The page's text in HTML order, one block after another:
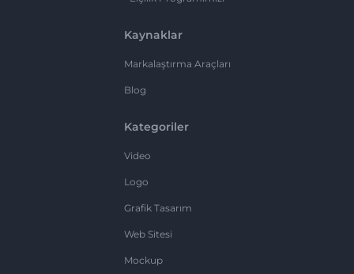
Kaynaklar
Markalaştırma Araçları
Blog
Kategoriler
Video
Logo
Grafik Tasarım
Web Sitesi
Mockup